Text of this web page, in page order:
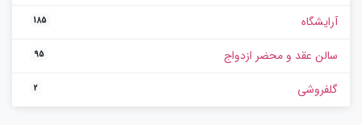
آرایشگاه 185
سالن عقد و محضر ازدواج 95
گلفروشی 2